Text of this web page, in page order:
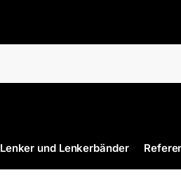
Lenker und Lenkerbänder